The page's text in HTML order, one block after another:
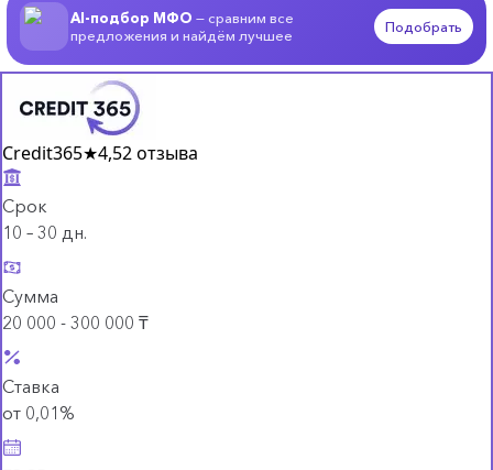
AI-подбор МФО — сравним все
предложения и найдём лучшее
Подобрать
Credit365★4,52 отзыва
Срок
10 – 30 дн.
Сумма
20 000 - 300 000 ₸
Ставка
от 0,01%